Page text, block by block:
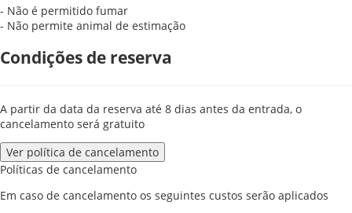
- Não é permitido fumar
- Não permite animal de estimação
Condições de reserva
A partir da data da reserva até 8 dias antes da entrada, o
cancelamento será gratuito
Ver política de cancelamento
Políticas de cancelamento
Em caso de cancelamento os seguintes custos serão aplicados